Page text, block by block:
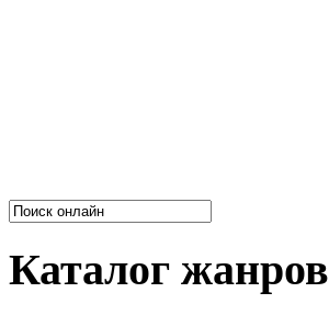
Каталог жанров